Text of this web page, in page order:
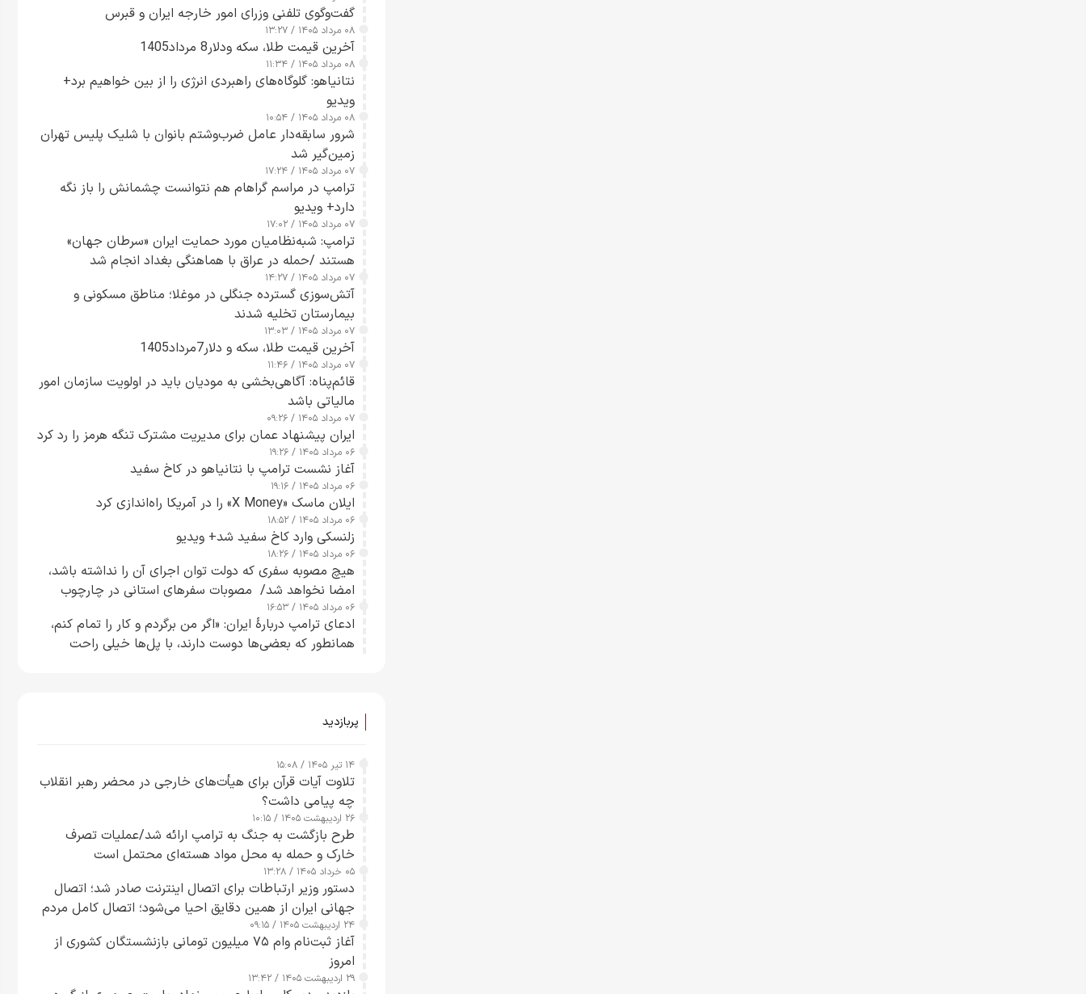
گفت‌وگوی تلفنی وزرای امور خارجه ایران و قبرس
۰۸ مرداد ۱۴۰۵ / ۱۳:۲۷
آخرین قیمت طلا، سکه ودلار8 مرداد1405
۰۸ مرداد ۱۴۰۵ / ۱۱:۳۴
نتانیاهو: گلوگاه‌های راهبردی انرژی را از بین خواهیم برد+
ویدیو
۰۸ مرداد ۱۴۰۵ / ۱۰:۵۴
شرور سابقه‌دار عامل ضرب‌وشتم بانوان با شلیک پلیس تهران
زمین‌گیر شد
۰۷ مرداد ۱۴۰۵ / ۱۷:۲۴
ترامپ در مراسم گراهام هم نتوانست چشمانش را باز نگه
دارد+ ویدیو
۰۷ مرداد ۱۴۰۵ / ۱۷:۰۲
ترامپ: شبه‌نظامیان مورد حمایت ایران «سرطان جهان»
هستند /حمله در عراق با هماهنگی بغداد انجام شد
۰۷ مرداد ۱۴۰۵ / ۱۴:۲۷
آتش‌سوزی گسترده جنگلی در موغلا؛ مناطق مسکونی و
بیمارستان تخلیه شدند
۰۷ مرداد ۱۴۰۵ / ۱۳:۰۳
آخرین قیمت طلا، سکه و دلار7مرداد1405
۰۷ مرداد ۱۴۰۵ / ۱۱:۴۶
قائم‌پناه: آگاهی‌بخشی به مودیان باید در اولویت سازمان امور
مالیاتی باشد
۰۷ مرداد ۱۴۰۵ / ۰۹:۲۶
ایران پیشنهاد عمان برای مدیریت مشترک تنگه هرمز را رد کرد
۰۶ مرداد ۱۴۰۵ / ۱۹:۲۶
آغاز نشست ترامپ با نتانیاهو در کاخ سفید
۰۶ مرداد ۱۴۰۵ / ۱۹:۱۶
ایلان ماسک «X Money» را در آمریکا راه‌اندازی کرد
۰۶ مرداد ۱۴۰۵ / ۱۸:۵۲
زلنسکی وارد کاخ سفید شد+ ویدیو
۰۶ مرداد ۱۴۰۵ / ۱۸:۲۶
هیچ مصوبه سفری که دولت توان اجرای آن را نداشته باشد،
امضا نخواهد شد/ مصوبات سفرهای استانی در چارچوب
قانون بودجه است+ عکس
۰۶ مرداد ۱۴۰۵ / ۱۶:۵۳
ادعای ترامپ دربارهٔ ایران: «اگر من برگردم و کار را تمام کنم،
همانطور که بعضی‌ها دوست دارند، با پل‌ها خیلی راحت
پربازدید
۱۴ تیر ۱۴۰۵ / ۱۵:۰۸
تلاوت آیات قرآن برای هیأت‌های خارجی در محضر رهبر انقلاب
چه پیامی داشت؟
۲۶ اردیبهشت ۱۴۰۵ / ۱۰:۱۵
طرح‌ بازگشت به جنگ به ترامپ ارائه شد/عملیات تصرف
خارک و حمله به محل مواد هسته‌ای محتمل است
۰۵ خرداد ۱۴۰۵ / ۱۳:۲۸
دستور وزیر ارتباطات برای اتصال اینترنت صادر شد؛ اتصال
جهانی ایران از همین دقایق احیا می‌شود؛ اتصال کامل مردم
تا ۲۴ ساعت آینده
۲۴ اردیبهشت ۱۴۰۵ / ۰۹:۱۵
آغاز ثبت‌نام وام ۷۵ میلیون تومانی بازنشستگان کشوری از
امروز
۲۹ اردیبهشت ۱۴۰۵ / ۱۳:۴۲